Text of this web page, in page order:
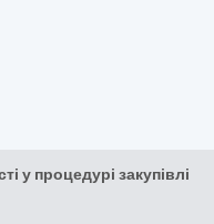
у процедурі закупівлі